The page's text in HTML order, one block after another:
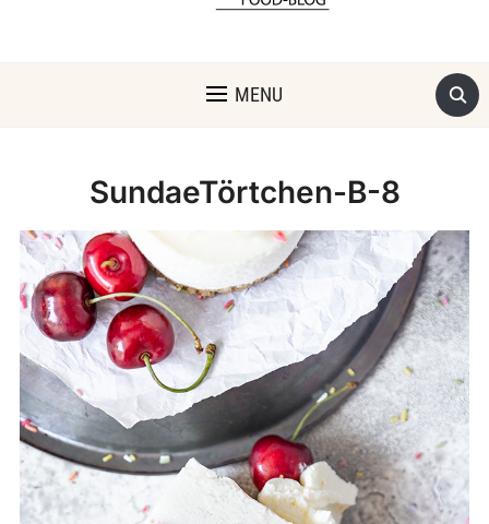
MENU
SundaeTörtchen-B-8